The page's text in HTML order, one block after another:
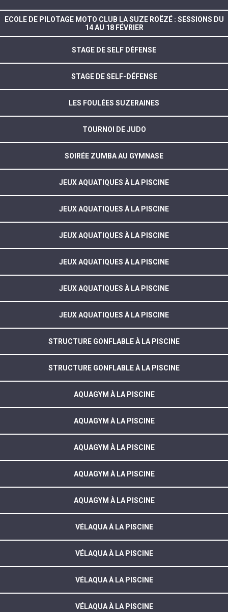
ECOLE DE PILOTAGE MOTO CLUB LA SUZE ROËZÉ : SESSIONS DU
14 AU 18 FÉVRIER
STAGE DE SELF DÉFENSE
STAGE DE SELF-DÉFENSE
LES FOULÉES SUZERAINES
TOURNOI DE JUDO
SOIRÉE ZUMBA AU GYMNASE
JEUX AQUATIQUES À LA PISCINE
JEUX AQUATIQUES À LA PISCINE
JEUX AQUATIQUES À LA PISCINE
JEUX AQUATIQUES À LA PISCINE
JEUX AQUATIQUES À LA PISCINE
JEUX AQUATIQUES À LA PISCINE
STRUCTURE GONFLABLE À LA PISCINE
STRUCTURE GONFLABLE À LA PISCINE
AQUAGYM À LA PISCINE
AQUAGYM À LA PISCINE
AQUAGYM À LA PISCINE
AQUAGYM À LA PISCINE
AQUAGYM À LA PISCINE
VÉLAQUA À LA PISCINE
VÉLAQUA À LA PISCINE
VÉLAQUA À LA PISCINE
VÉLAQUA À LA PISCINE